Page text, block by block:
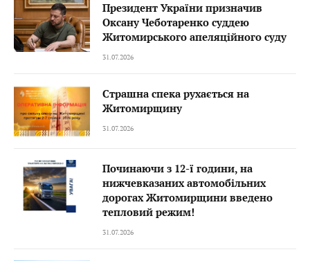
Президент України призначив
Оксану Чеботаренко суддею
Житомирського апеляційного суду
31.07.2026
Страшна спека рухається на
Житомирщину
31.07.2026
Починаючи з 12-ї години, на
нижчевказаних автомобільних
дорогах Житомирщини введено
тепловий режим!
31.07.2026